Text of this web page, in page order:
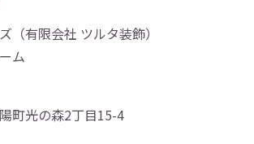
（有限会社 ツルタ装飾）
ム
町光の森2丁目15-4